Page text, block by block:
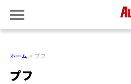
ホーム プフ
プフ